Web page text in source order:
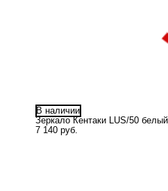
В наличии
Зеркало Кентаки LUS/50 белый
7 140 руб.